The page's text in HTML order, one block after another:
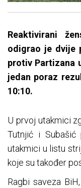
Reaktivirani
odigrao je dvije
protiv Partizana
jedan poraz
10:10.
U prvoj utakmici
Tutnjić i
utakmici u listu
koje su također
Ragbi saveza